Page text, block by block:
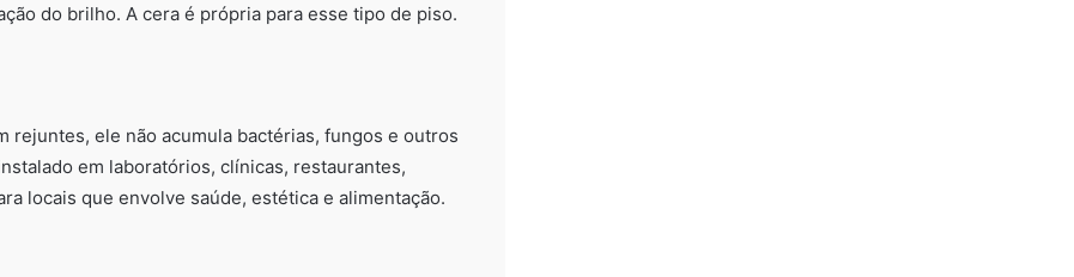
do brilho. A cera é própria para esse tipo de piso.
rejuntes, ele não acumula bactérias, fungos e outros
em laboratórios, clínicas, restaurantes,
locais que envolve saúde, estética e alimentação.